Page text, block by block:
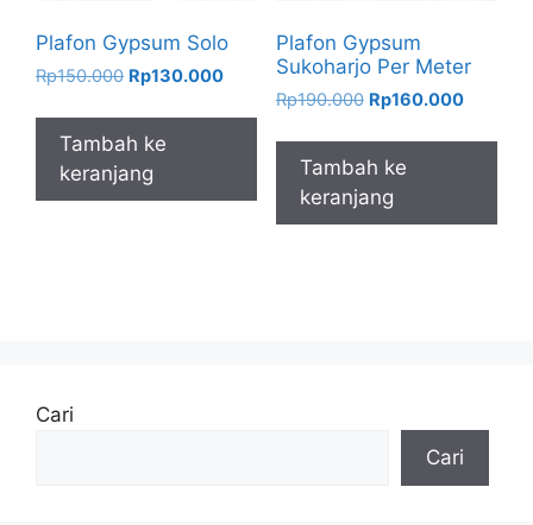
Plafon Gypsum Solo
Rp150.000 Harga
adalah:
Rp150.000.
Rp130.000Harga
ini
Rp130.000.
Tambah ke
keranjang
Plafon Gypsum
Sukoharjo Per Meter
Rp190.000 Harga
adalah:
Rp190.000.
Rp160.000Harga
ini
Tambah ke
keranjang
Cari
Cari